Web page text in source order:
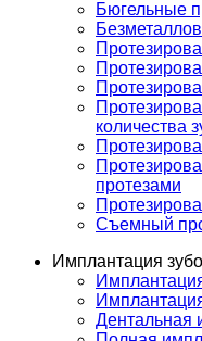
Бюгельные
количества
протезами
Съемный
Имплантация
Дентальная